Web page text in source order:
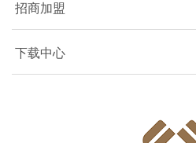
招商加盟
下载中心